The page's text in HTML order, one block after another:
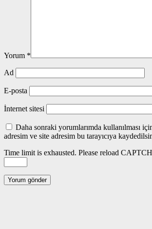
Yorum *
Ad
E-posta
İnternet sitesi
Daha sonraki yorumlarımda kullanılması
adresim ve site adresim bu tarayıcıya
Time limit is exhausted. Please reload